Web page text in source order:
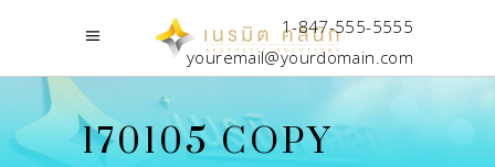
1-847-555-5555
youremail@yourdomain.com
170105 COPY